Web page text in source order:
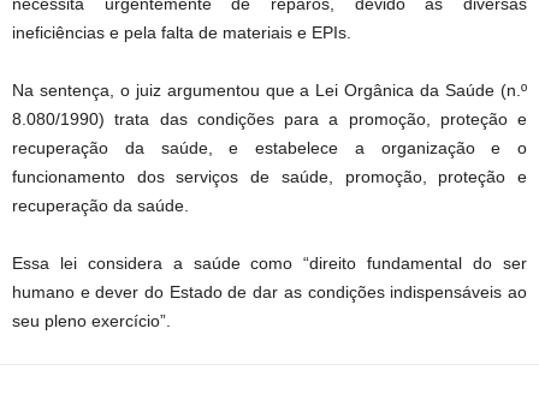
ineficiências e pela falta de materiais e EPIs.
Na sentença, o juiz argumentou que a Lei Orgânica da Saúde (n.º
8.080/1990) trata das condições para a promoção, proteção e
recuperação da saúde, e estabelece a organização e o
funcionamento dos serviços de saúde, promoção, proteção e
recuperação da saúde.
Essa lei considera a saúde como “direito fundamental do ser
humano e dever do Estado de dar as condições indispensáveis ao
seu pleno exercício”.